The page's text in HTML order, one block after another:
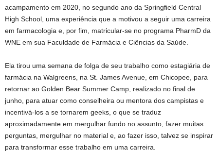
acampamento em 2020, no segundo ano da Springfield Central
High School, uma experiência que a motivou a seguir uma carreira
em farmacologia e, por fim, matricular-se no programa PharmD da
WNE em sua Faculdade de Farmácia e Ciências da Saúde.
Ela tirou uma semana de folga de seu trabalho como estagiária de
farmácia na Walgreens, na St. James Avenue, em Chicopee, para
retornar ao Golden Bear Summer Camp, realizado no final de
junho, para atuar como conselheira ou mentora dos campistas e
incentivá-los a se tornarem geeks, o que se traduz
aproximadamente em mergulhar fundo no assunto, fazer muitas
perguntas, mergulhar no material e, ao fazer isso, talvez se inspirar
para transformar esse trabalho em uma carreira.